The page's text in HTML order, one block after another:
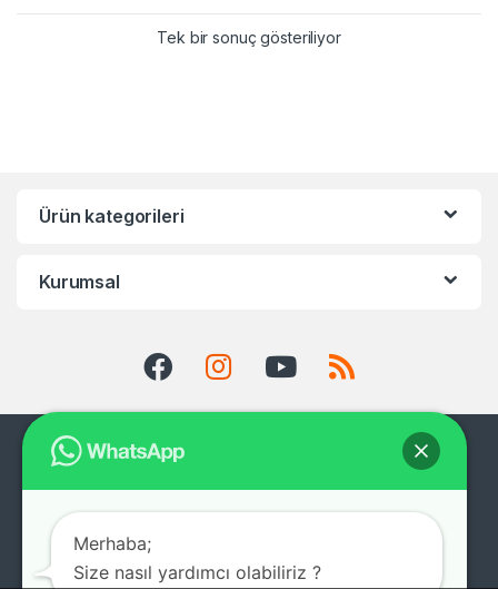
Tek bir sonuç gösteriliyor
Ürün kategorileri
Kurumsal
Merhaba;
Size nasıl yardımcı olabiliriz ?